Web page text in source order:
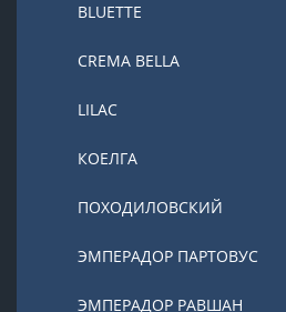
BLUETTE
CREMA BELLA
LILAC
КОЕЛГА
ПОХОДИЛОВСКИЙ
ЭМПЕРАДОР ПАРТОВУС
ЭМПЕРАДОР РАВШАН